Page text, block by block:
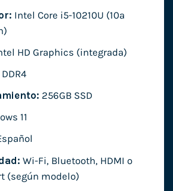
Intel Core i5-10210U (10ª
HD Graphics (integrada)
256GB SSD
11
Wi-Fi, Bluetooth, HDMI o
(según modelo)